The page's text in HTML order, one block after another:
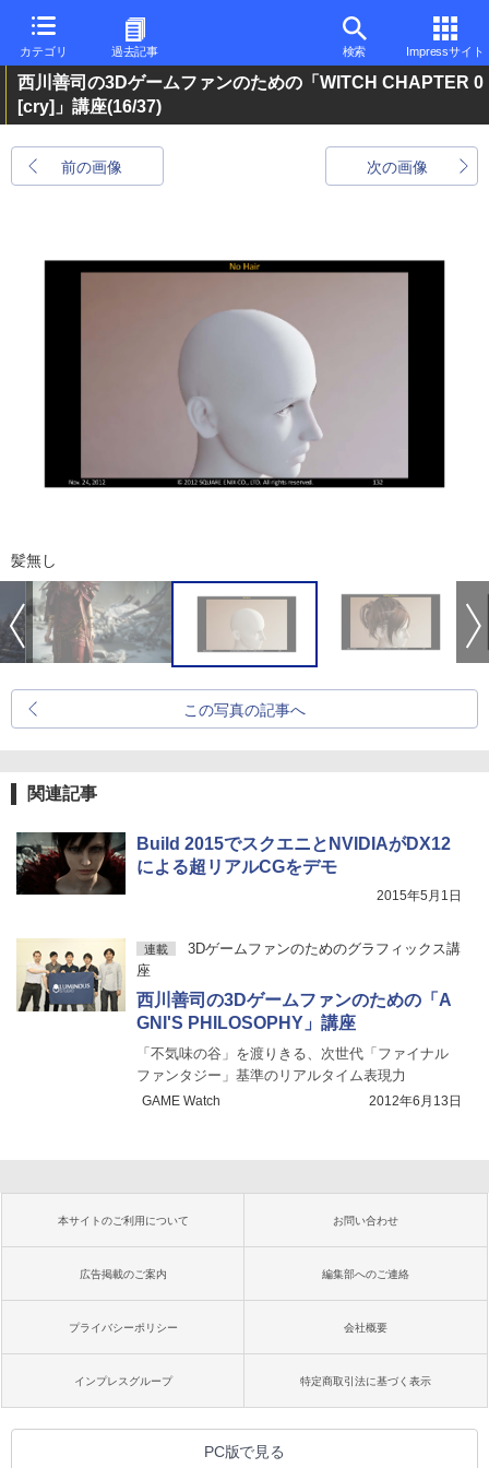
カテゴリ 過去記事 検索 Impressサイト
西川善司の3Dゲームファンのための「WITCH CHAPTER 0
[cry]」講座(16/37)
前の画像 次の画像
髪無し
この写真の記事へ
関連記事
Build 2015でスクエニとNVIDIAがDX12
による超リアルCGをデモ
2015年5月1日
連載
3Dゲームファンのためのグラフィックス講
座
西川善司の3Dゲームファンのための「A
GNI'S PHILOSOPHY」講座
「不気味の谷」を渡りきる、次世代「ファイナル
ファンタジー」基準のリアルタイム表現力
GAME Watch 2012年6月13日
本サイトのご利用について お問い合わせ
広告掲載のご案内 編集部へのご連絡
プライバシーポリシー 会社概要
インプレスグループ 特定商取引法に基づく表示
PC版で見る